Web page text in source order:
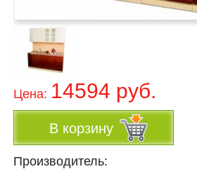
Цена: 14594 руб.
В корзину
Производитель: